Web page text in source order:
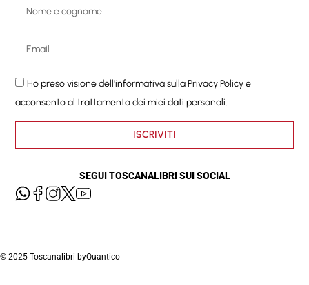
Ho preso visione dell'informativa sullaPrivacy Policye
acconsento al trattamento dei miei dati personali.
ISCRIVITI
SEGUI TOSCANALIBRI SUI SOCIAL
© 2025 Toscanalibri byQuantico